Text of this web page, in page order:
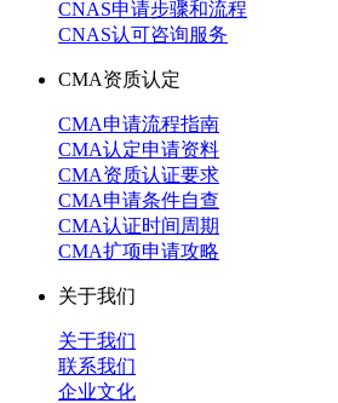
CNAS申请步骤和流程
CNAS认可咨询服务
CMA资质认定
CMA申请流程指南
CMA认定申请资料
CMA资质认证要求
CMA申请条件自查
CMA认证时间周期
CMA扩项申请攻略
关于我们
关于我们
联系我们
企业文化